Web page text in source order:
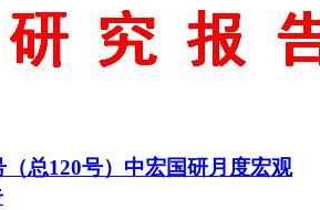
（总120号）中宏国研月度宏观